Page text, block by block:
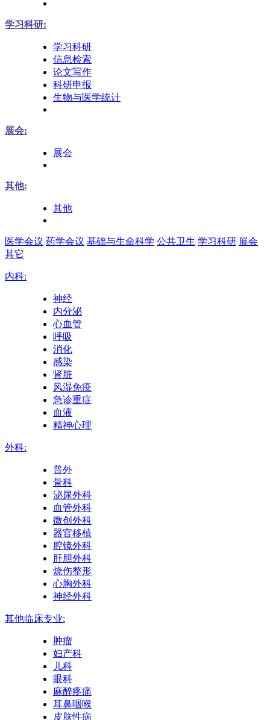
学习科研:
学习科研
信息检索
论文写作
科研申报
生物与医学统计
展会:
展会
其他:
其他
医学会议 药学会议 基础与生命科学 公共卫生 学习科研 展会
其它
内科:
神经
内分泌
心血管
呼吸
消化
感染
肾脏
风湿免疫
急诊重症
血液
精神心理
外科:
普外
骨科
泌尿外科
血管外科
微创外科
器官移植
腔镜外科
肝胆外科
烧伤整形
心胸外科
神经外科
其他临床专业:
肿瘤
妇产科
儿科
眼科
麻醉疼痛
耳鼻咽喉
皮肤性病